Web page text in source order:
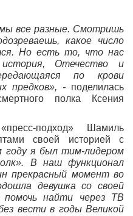
все разные. Смотришь
какое число
Но есть то, что нас
Отечество и
по крови
предков», - поделилась
полка Ксения
подход» Шамиль
своей историей с
году я был тим-лидером
В наш функционал
прекрасный момент во
девушка со своей
найти через ТВ
вести в годы Великой